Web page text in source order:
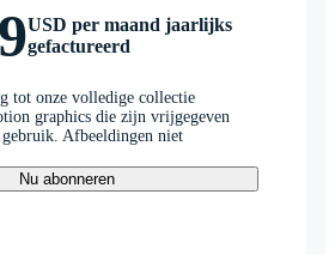
USD per maand jaarlijks
gefactureerd
tot onze volledige collectie
graphics die zijn vrijgegeven
Afbeeldingen niet
Nu abonneren